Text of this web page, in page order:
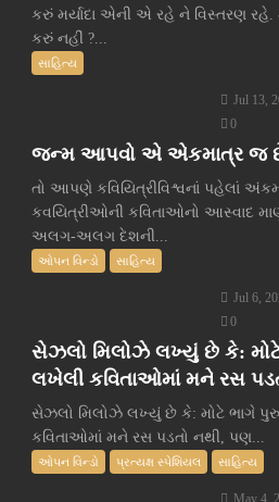
કરું મર્યાદા એની એ રહે ને વિસ્તરણ રહે.
કરું નહીં ?...
સાહિત્ય
Jul 13,
0
જન્મ આપવો એ એકમાત્ર જ
તો આપણે કવિયિત્રીવિશ્વનાં પહેલાં
કવયિત્રીઓની કવિતાઓનો આસ્વાદ
અલગ-અલગ દેશની...
ઓપન વિન્ડો સાહિત્ય
Jul 6,
0
સેઝલો મિલોઝે લખ્યું છે કે:
લખેલી કવિતાઓમાં મને રસ
સેઝલો મિલોઝે લખ્યું છે કે: મોટે ભાગે
કવિતાઓમાં મને રસ પડતો નથી, પણ...
ઓપન વિન્ડો પ્રત્યક્ષ સ્પેશિયલ સાહિત્ય
May 4,